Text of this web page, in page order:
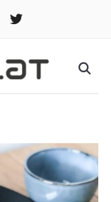
twitter